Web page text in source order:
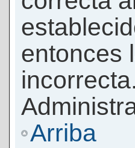
entonces
Arriba